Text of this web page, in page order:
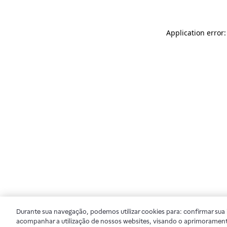
Application
Durante sua navegação, podemos utilizar cookies para: confirmar
acompanhar a utilização de nossos websites, visando o